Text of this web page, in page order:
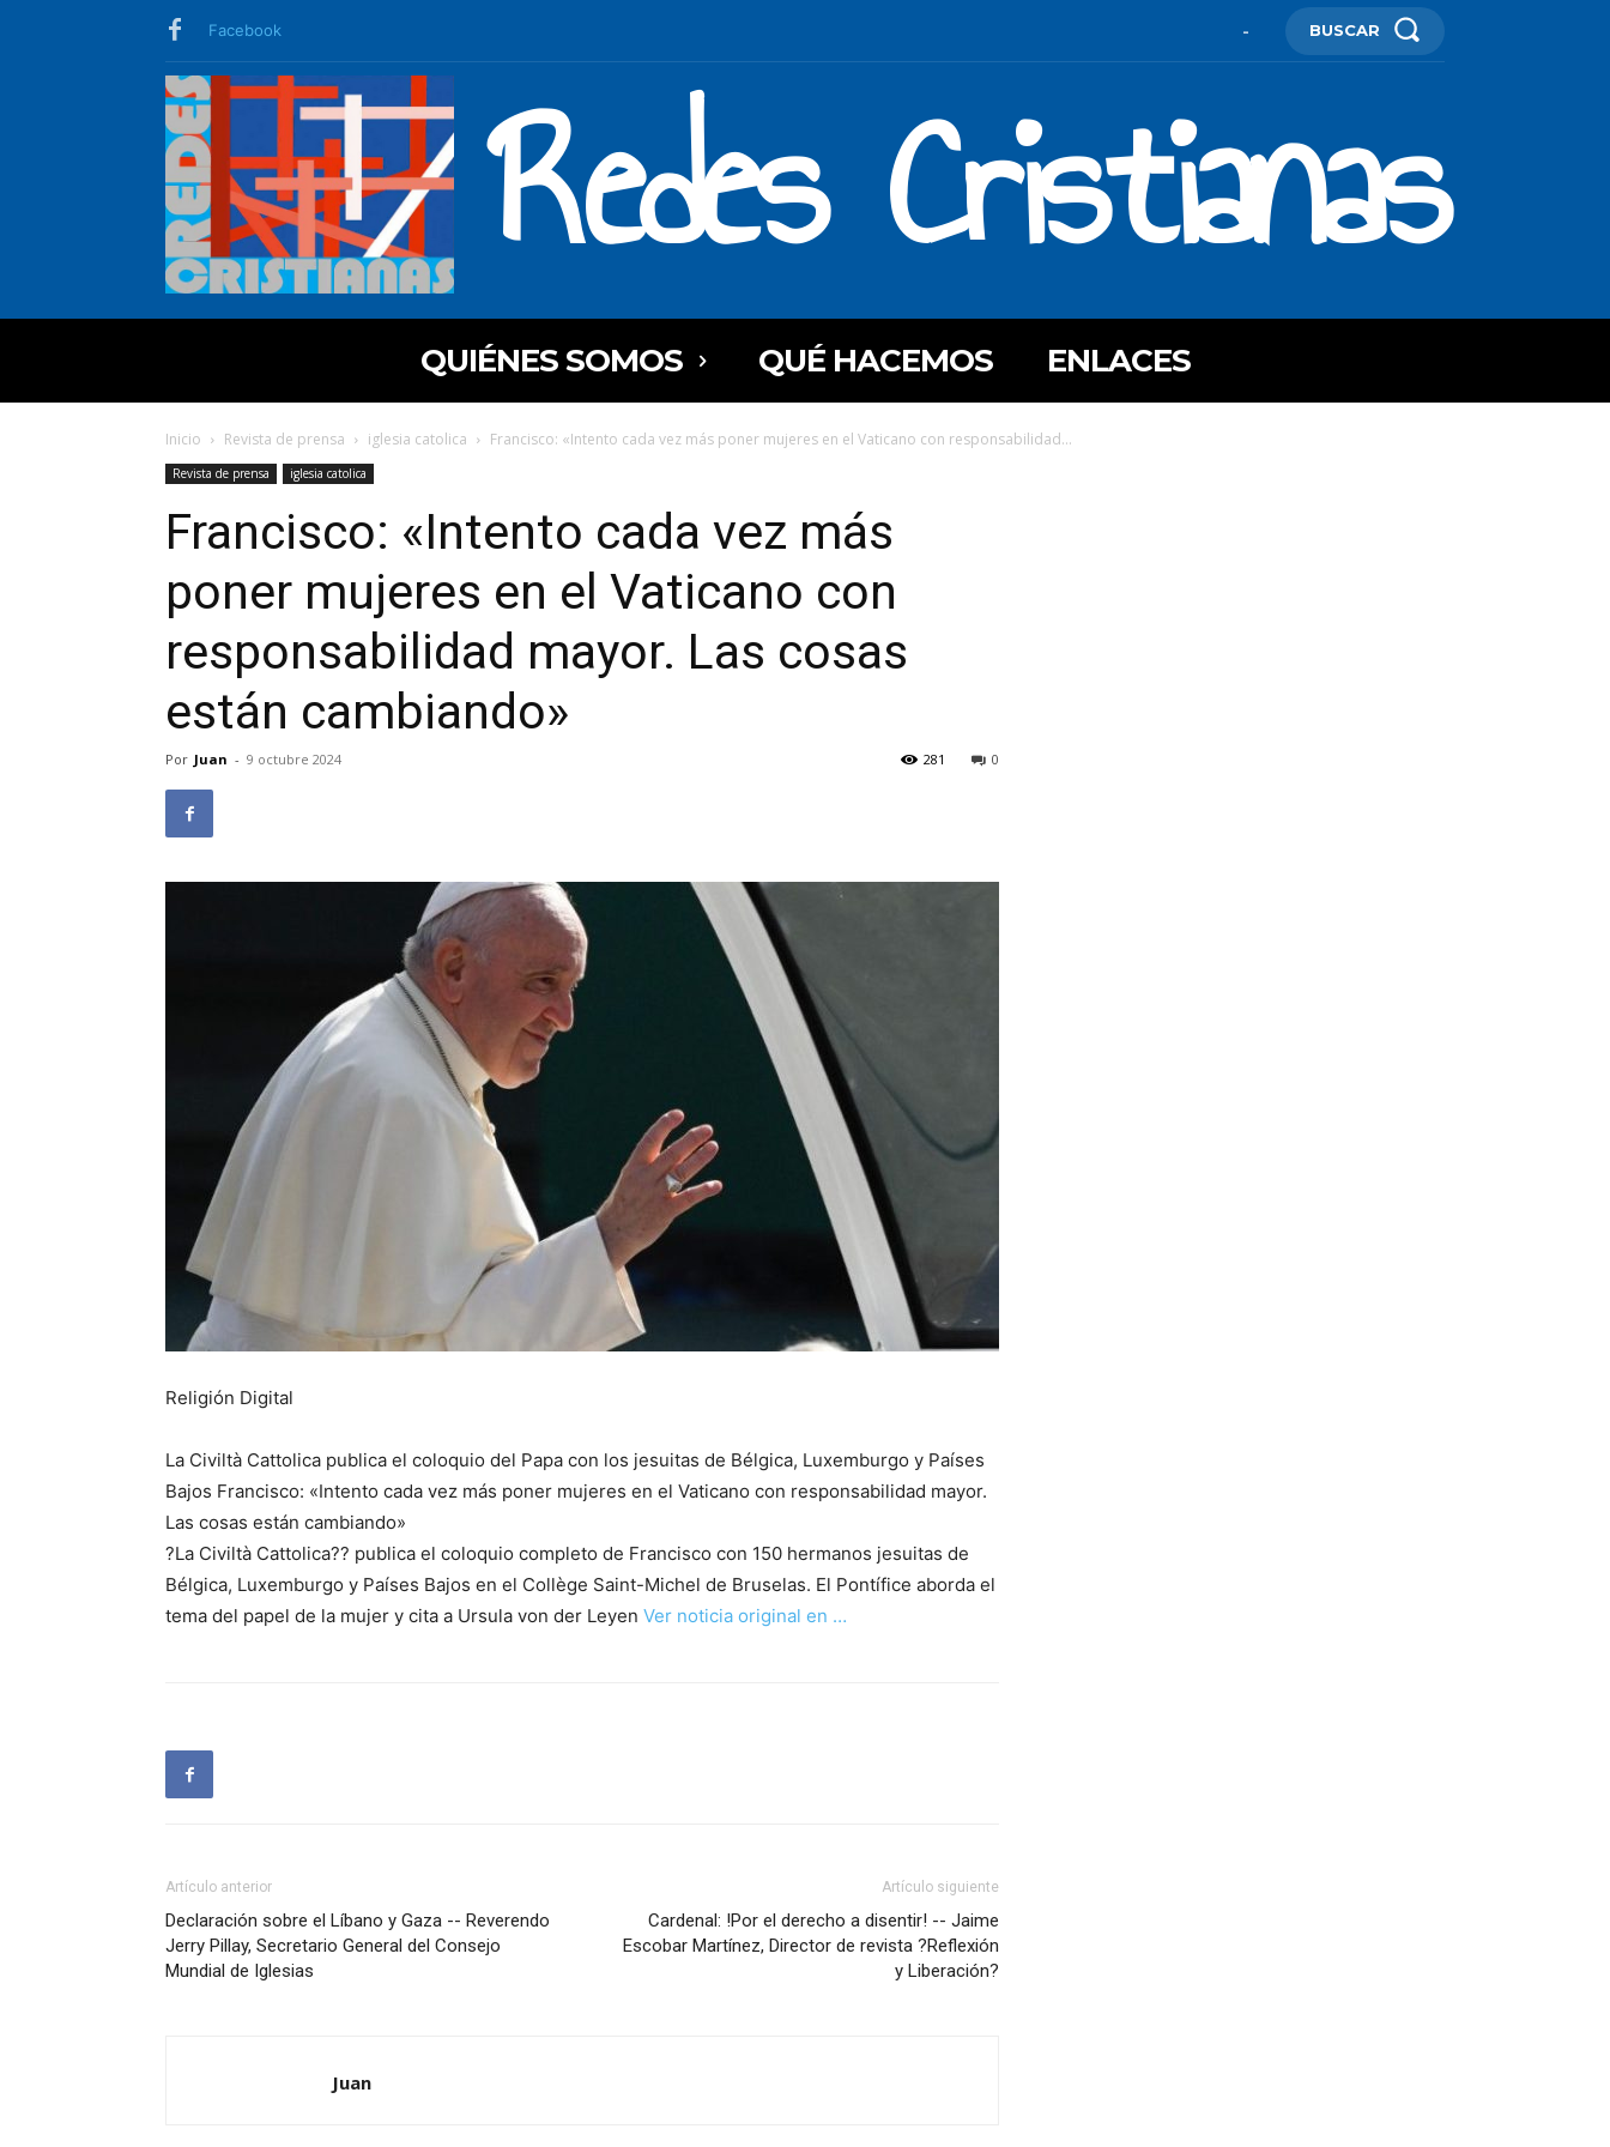
Facebook - BUSCAR
Redes Cristianas
QUIÉNES SOMOS QUÉ HACEMOS ENLACES
Inicio Revista de prensa iglesia catolica Francisco: «Intento cada vez más poner mujeres en el Vaticano con responsabilidad...
Revista de prensa iglesia catolica
Francisco: «Intento cada vez más
poner mujeres en el Vaticano con
responsabilidad mayor. Las cosas
están cambiando»
Por Juan - 9 octubre 2024 0
281
Religión Digital
La Civiltà Cattolica publica el coloquio del Papa con los jesuitas de Bélgica, Luxemburgo y Países
Bajos Francisco: «Intento cada vez más poner mujeres en el Vaticano con responsabilidad mayor.
Las cosas están cambiando»
?La Civiltà Cattolica?? publica el coloquio completo de Francisco con 150 hermanos jesuitas de
Bélgica, Luxemburgo y Países Bajos en el Collège Saint-Michel de Bruselas. El Pontífice aborda el
tema del papel de la mujer y cita a Ursula von der Leyen Ver noticia original en …
Artículo anterior
Declaración sobre el Líbano y Gaza -- Reverendo
Jerry Pillay, Secretario General del Consejo
Mundial de Iglesias
Artículo siguiente
Cardenal: !Por el derecho a disentir! -- Jaime
Escobar Martínez, Director de revista ?Reflexión
y Liberación?
Juan